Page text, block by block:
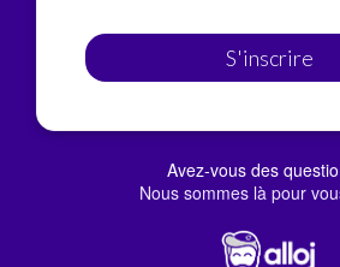
S'inscrire
Avez-vous des
Nous sommes là pour